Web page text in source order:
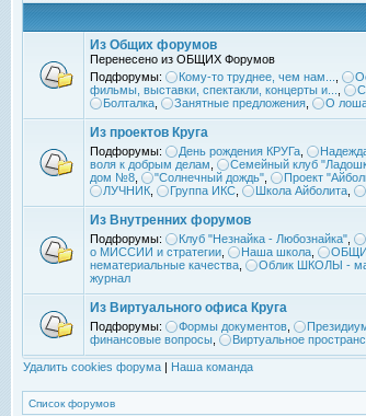
Из Общих форумов
Перенесено из ОБЩИХ Форумов
Подфорумы:
Кому-то труднее, чем нам...
фильмы, выставки, спектакли, концерты и...
Болталка
Занятные предложения О
Из проектов Круга
Подфорумы: День рождения КРУГа
воля к добрым делам
Семейный клуб
дом №8
"Солнечный дождь" Проект
ЛУЧНИК
Группа ИКС Школа Айболита
Из Внутренних форумов
Подфорумы: Клуб "Незнайка - Любознайка"
о МИССИИ и стратегии
Наша школа
нематериальные качества
Облик ШКОЛЫ -
журнал
Из Виртуального офиса Круга
Подфорумы: Формы документов
финансовые вопросы
Виртуальное
Удалить cookies форума | Наша команда
Список форумов